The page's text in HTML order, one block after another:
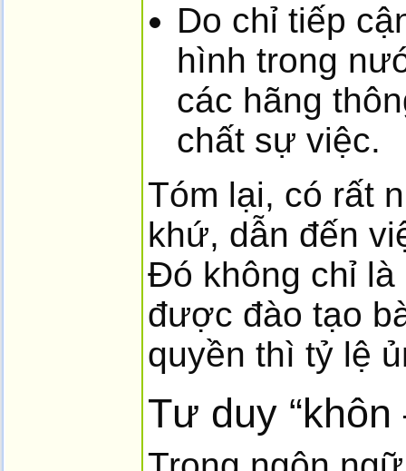
Do chỉ tiếp
hình trong
các hãng
chất sự việc.
Tóm lại, có rất
khứ, dẫn đến
Đó không chỉ
được đào tạo
quyền thì tỷ lệ
Tư duy “khôn